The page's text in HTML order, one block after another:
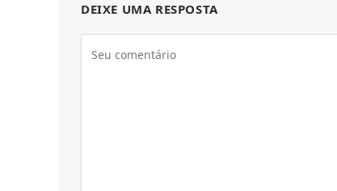
DEIXE UMA RESPOSTA